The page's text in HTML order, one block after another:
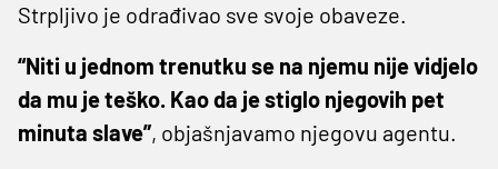
Strpljivo je odrađivao sve svoje obaveze.
“Niti u jednom trenutku se na njemu nije vidjelo
da mu je teško. Kao da je stiglo njegovih pet
minuta slave”, objašnjavamo njegovu agentu.